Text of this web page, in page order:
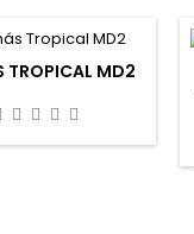
TROPICAL MD2